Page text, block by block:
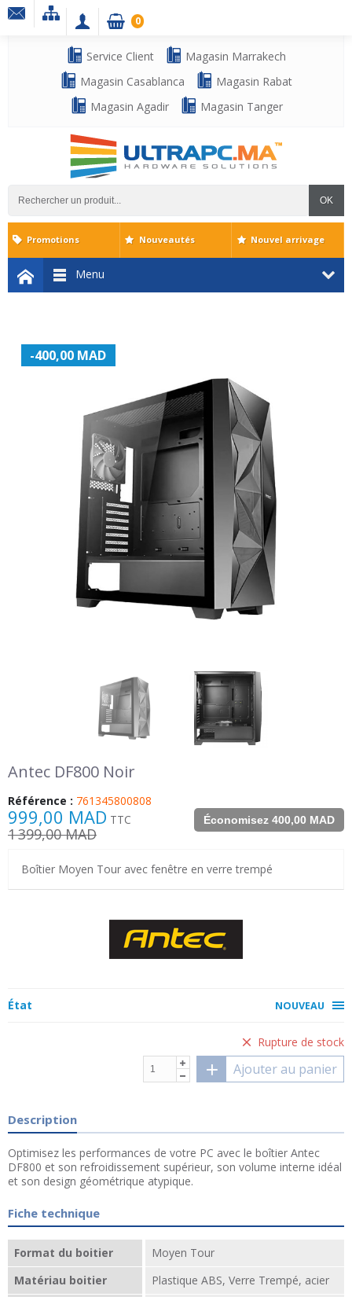
Service Client
Magasin Marrakech
Magasin Casablanca
Magasin Rabat
Magasin Agadir
Magasin Tanger
OK
0
Menu
Promotions Nouveautés Nouvel arrivage
-400,00 MAD
Antec DF800 Noir
Référence : 761345800808
Économisez 400,00 MAD
999,00 MAD TTC
1 399,00 MAD
Boîtier Moyen Tour avec fenêtre en verre trempé
État NOUVEAU
Rupture de stock
Ajouter au panier
Description
Optimisez les performances de votre PC avec le boîtier Antec
DF800 et son refroidissement supérieur, son volume interne idéal
et son design géométrique atypique.
Fiche technique
Format du boitier
Moyen Tour
Matériau boitier
Plastique ABS, Verre Trempé, acier